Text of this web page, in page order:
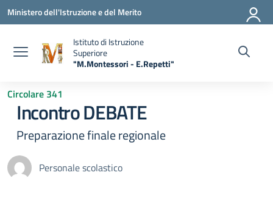
Vai ai contenuti
Vai al menu di navigazione
Vai al footer
Ministero dell'Istruzione e del Merito
Istituto di Istruzione
Superiore
"M.Montessori - E.Repetti"
Circolare 341
Incontro DEBATE
Preparazione finale regionale
Personale scolastico